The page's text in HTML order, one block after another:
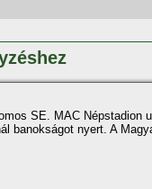
SE. MAC Népstadion
banokságot nyert. A